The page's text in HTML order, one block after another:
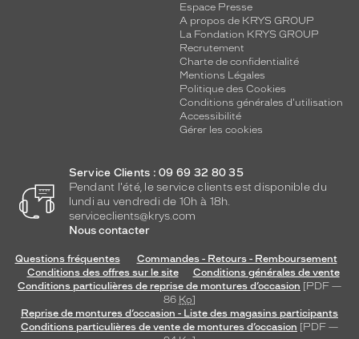
Espace Presse
A propos de KRYS GROUP
La Fondation KRYS GROUP
Recrutement
Charte de confidentialité
Mentions Légales
Politique des Cookies
Conditions générales d'utilisation
Accessibilité
Gérer les cookies
Service Clients : 09 69 32 80 35
Pendant l'été, le service clients est disponible du
lundi au vendredi de 10h à 18h.
serviceclients@krys.com
Nous contacter
Questions fréquentes
Commandes - Retours - Remboursement
Conditions des offres sur le site
Conditions générales de vente
Conditions particulières de reprise de montures d’occasion [PDF —
86 Ko]
Reprise de montures d’occasion - Liste des magasins participants
Conditions particulières de vente de montures d’occasion [PDF —